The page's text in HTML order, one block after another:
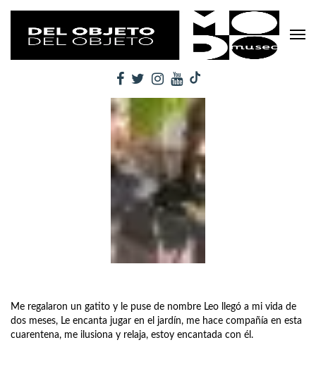
Me regalaron un gatito y le puse de nombre Leo llegó a mi vida de
dos meses, Le encanta jugar en el jardín, me hace compañía en esta
cuarentena, me ilusiona y relaja, estoy encantada con él.